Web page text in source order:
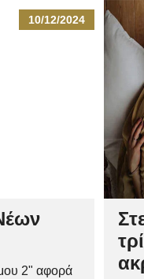
10/12/2024
2" αφορά